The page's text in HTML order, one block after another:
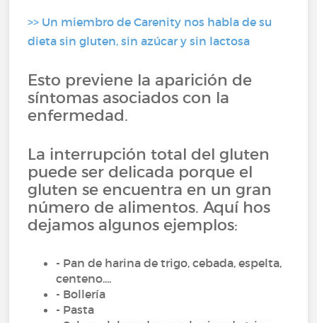
>> Un miembro de Carenity nos habla de su
dieta sin gluten, sin azúcar y sin lactosa
Esto previene la aparición de
síntomas asociados con la
enfermedad.
La interrupción total del gluten
puede ser delicada porque el
gluten se encuentra en un gran
número de alimentos. Aquí hos
dejamos algunos ejemplos:
- Pan de harina de trigo, cebada, espelta,
centeno....
- Bollería
- Pasta